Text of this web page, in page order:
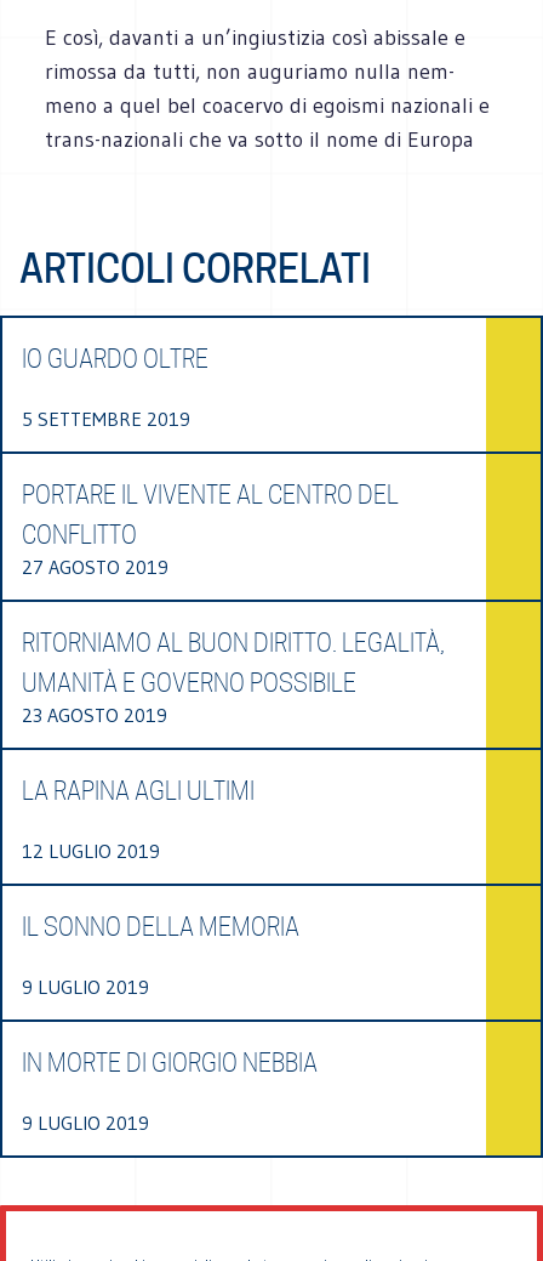
E così, davanti a un’ingiustizia così abis­sale e
rimossa da tutti, non augu­riamo nulla nem­
meno a quel bel coa­cervo di egoi­smi nazio­nali e
trans-nazionali che va sotto il nome di Europa
ARTICOLI CORRELATI
IO GUARDO OLTRE
5 SETTEMBRE 2019
PORTARE IL VIVENTE AL CENTRO DEL
CONFLITTO
27 AGOSTO 2019
RITORNIAMO AL BUON DIRITTO. LEGALITÀ,
UMANITÀ E GOVERNO POSSIBILE
23 AGOSTO 2019
LA RAPINA AGLI ULTIMI
12 LUGLIO 2019
IL SONNO DELLA MEMORIA
9 LUGLIO 2019
IN MORTE DI GIORGIO NEBBIA
9 LUGLIO 2019